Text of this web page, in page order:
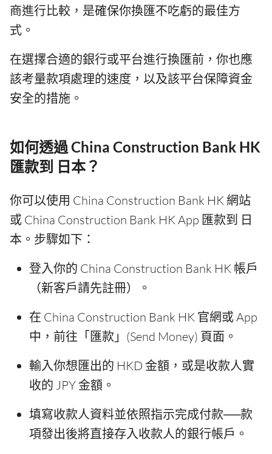
商進行比較，是確保你換匯不吃虧的最佳方
式。
在選擇合適的銀行或平台進行換匯前，你也應
該考量款項處理的速度，以及該平台保障資金
安全的措施。
如何透過 China Construction Bank HK
匯款到 日本？
你可以使用 China Construction Bank HK 網站
或 China Construction Bank HK App 匯款到 日
本。步驟如下：
登入你的 China Construction Bank HK 帳戶
（新客戶請先註冊）。
在 China Construction Bank HK 官網或 App
中，前往「匯款」(Send Money) 頁面。
輸入你想匯出的 HKD 金額，或是收款人實
收的 JPY 金額。
填寫收款人資料並依照指示完成付款──款
項發出後將直接存入收款人的銀行帳戶。